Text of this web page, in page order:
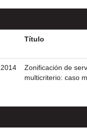
Título
2014
Zonificación de
multicriterio: caso